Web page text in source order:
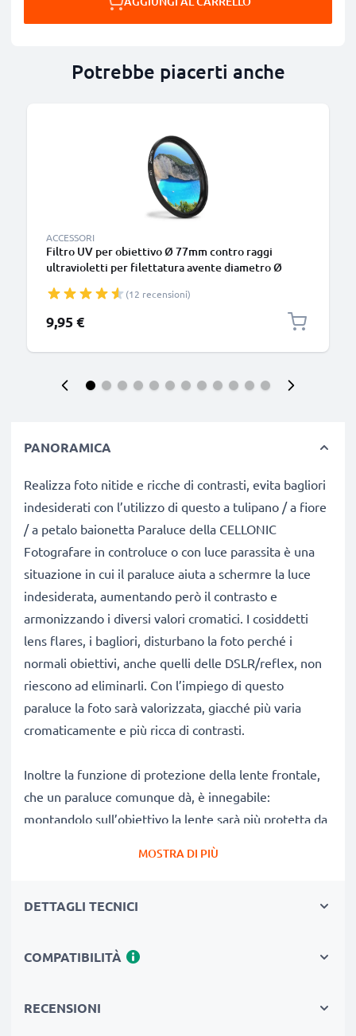
Potrebbe piacerti anche
ACCESSORI
Filtro UV per obiettivo Ø 77mm contro raggi
ultravioletti per filettatura avente diametro Ø
(12 recensioni)
9,95 €
PANORAMICA
Realizza foto nitide e ricche di contrasti, evita bagliori
indesiderati con l’utilizzo di questo a tulipano / a fiore
/ a petalo baionetta Paraluce della CELLONIC
Fotografare in controluce o con luce parassita è una
situazione in cui il paraluce aiuta a schermre la luce
indesiderata, aumentando però il contrasto e
armonizzando i diversi valori cromatici. I cosiddetti
lens flares, i bagliori, disturbano la foto perché i
normali obiettivi, anche quelli delle DSLR/reflex, non
riescono ad eliminarli. Con l’impiego di questo
paraluce la foto sarà valorizzata, giacché più varia
cromaticamente e più ricca di contrasti.
Inoltre la funzione di protezione della lente frontale,
che un paraluce comunque dà, è innegabile:
montandolo sull’obiettivo la lente sarà più protetta da
fiore / a petalo baionetta Paraluce della CELLONIC?
fotocamera/DSLRs/Camcorders Canon
MOSTRA DI PIÙ
DETTAGLI TECNICI
COMPATIBILITÀ
RECENSIONI